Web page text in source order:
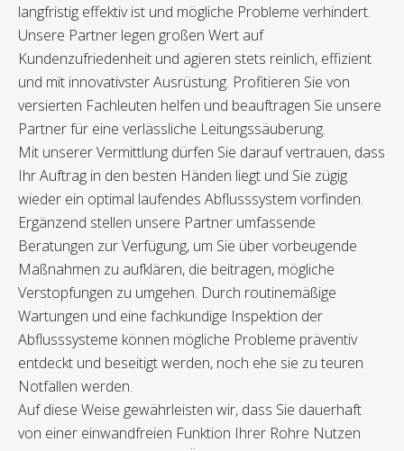
langfristig effektiv ist und mögliche Probleme verhindert.
Unsere Partner legen großen Wert auf
Kundenzufriedenheit und agieren stets reinlich, effizient
und mit innovativster Ausrüstung. Profitieren Sie von
versierten Fachleuten helfen und beauftragen Sie unsere
Partner für eine verlässliche Leitungssäuberung.
Mit unserer Vermittlung dürfen Sie darauf vertrauen, dass
Ihr Auftrag in den besten Händen liegt und Sie zügig
wieder ein optimal laufendes Abflusssystem vorfinden.
Ergänzend stellen unsere Partner umfassende
Beratungen zur Verfügung, um Sie über vorbeugende
Maßnahmen zu aufklären, die beitragen, mögliche
Verstopfungen zu umgehen. Durch routinemäßige
Wartungen und eine fachkundige Inspektion der
Abflusssysteme können mögliche Probleme präventiv
entdeckt und beseitigt werden, noch ehe sie zu teuren
Notfällen werden.
Auf diese Weise gewährleisten wir, dass Sie dauerhaft
von einer einwandfreien Funktion Ihrer Rohre Nutzen